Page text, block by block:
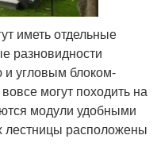
иметь отдельные
разновидности
угловым блоком-
могут походить на
модули удобными
лестницы расположены